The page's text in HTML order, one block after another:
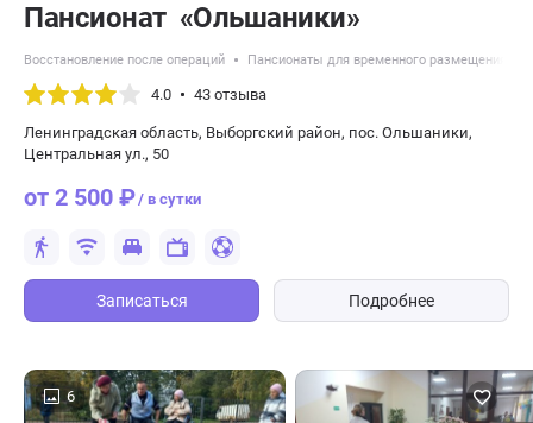
Пансионат «Ольшаники»
Восстановление после операций Пансионаты для временного размещения
4.0 43 отзыва
Ленинградская область, Выборгский район, пос. Ольшаники,
Центральная ул., 50
от 2 500 ₽/ в сутки
Записаться Подробнее
6